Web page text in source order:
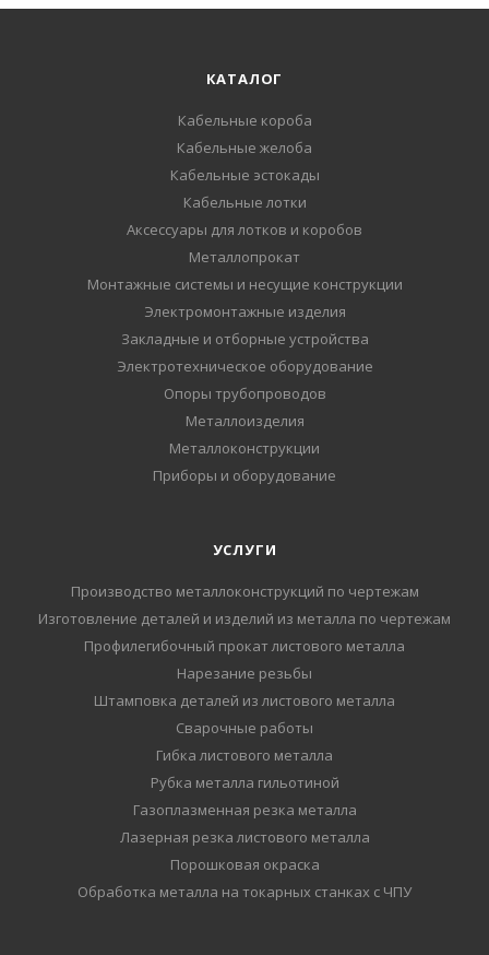
КАТАЛОГ
Кабельные короба
Кабельные желоба
Кабельные эстокады
Кабельные лотки
Аксессуары для лотков и коробов
Металлопрокат
Монтажные системы и несущие конструкции
Электромонтажные изделия
Закладные и отборные устройства
Электротехническое оборудование
Опоры трубопроводов
Металлоизделия
Металлоконструкции
Приборы и оборудование
УСЛУГИ
Производство металлоконструкций по чертежам
Изготовление деталей и изделий из металла по чертежам
Профилегибочный прокат листового металла
Нарезание резьбы
Штамповка деталей из листового металла
Сварочные работы
Гибка листового металла
Рубка металла гильотиной
Газоплазменная резка металла
Лазерная резка листового металла
Порошковая окраска
Обработка металла на токарных станках с ЧПУ